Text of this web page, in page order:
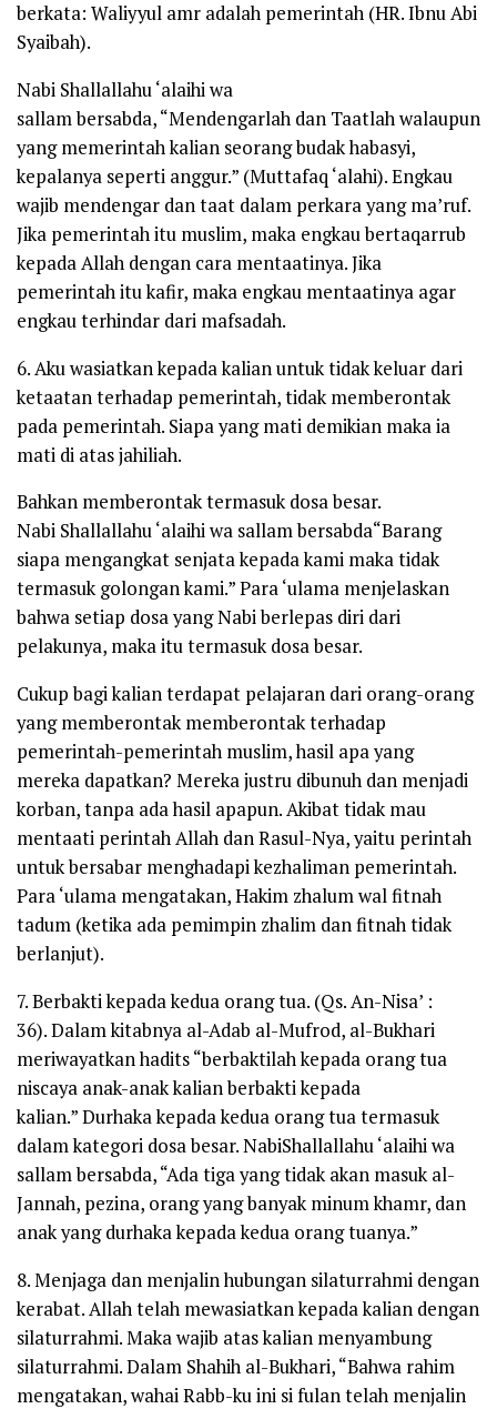
berkata: Waliyyul amr adalah pemerintah (HR. Ibnu Abi
Syaibah).
Nabi Shallallahu ‘alaihi wa
sallambersabda,“Mendengarlah dan Taatlah walaupun
yang memerintah kalian seorang budak habasyi,
kepalanya seperti anggur.” (Muttafaq ‘alahi). Engkau
wajib mendengar dan taat dalam perkara yang ma’ruf.
Jika pemerintah itu muslim, maka engkau bertaqarrub
kepada Allah dengan cara mentaatinya. Jika
pemerintah itu kafir, maka engkau mentaatinya agar
engkau terhindar dari mafsadah.
6. Aku wasiatkan kepada kalian untuk tidak keluar dari
ketaatan terhadap pemerintah, tidak memberontak
pada pemerintah. Siapa yang mati demikian maka ia
mati di atas jahiliah.
Bahkan memberontak termasuk dosa besar.
Nabi Shallallahu ‘alaihi wa sallambersabda“Barang
siapa mengangkat senjata kepada kami maka tidak
termasuk golongan kami.”Para ‘ulama menjelaskan
bahwa setiap dosa yang Nabi berlepas diri dari
pelakunya, maka itu termasuk dosa besar.
Cukup bagi kalian terdapat pelajaran dari orang-orang
yang memberontak memberontak terhadap
pemerintah-pemerintah muslim, hasil apa yang
mereka dapatkan? Mereka justru dibunuh dan menjadi
korban, tanpa ada hasil apapun. Akibat tidak mau
mentaati perintah Allah dan Rasul-Nya, yaitu perintah
untuk bersabar menghadapi kezhaliman pemerintah.
Para ‘ulama mengatakan,Hakim zhalum wal fitnah
tadum (ketika ada pemimpin zhalim dan fitnah tidak
berlanjut).
7. Berbakti kepada kedua orang tua. (Qs. An-Nisa’ :
36).Dalam kitabnya al-Adab al-Mufrod, al-Bukhari
meriwayatkan hadits“berbaktilah kepada orang tua
niscaya anak-anak kalian berbakti kepada
kalian.”Durhaka kepada kedua orang tua termasuk
dalam kategori dosa besar. NabiShallallahu ‘alaihi wa
sallambersabda,“Ada tiga yang tidak akan masuk al-
Jannah, pezina, orang yang banyak minum khamr, dan
anak yang durhaka kepada kedua orang tuanya.”
8. Menjaga dan menjalin hubungan silaturrahmi dengan
kerabat. Allah telah mewasiatkan kepada kalian dengan
silaturrahmi. Maka wajib atas kalian menyambung
silaturrahmi. Dalam Shahih al-Bukhari,“Bahwa rahim
mengatakan, wahai Rabb-ku ini si fulan telah menjalin